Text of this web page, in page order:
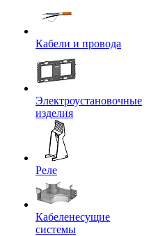
Кабели и провода
Электроустановочные
изделия
Реле
Кабеленесущие
системы